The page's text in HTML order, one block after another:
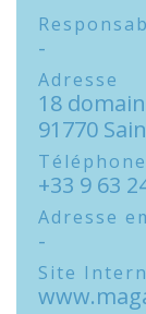
-
Adresse
18
91770
+33 9 63
Adresse
-
Site